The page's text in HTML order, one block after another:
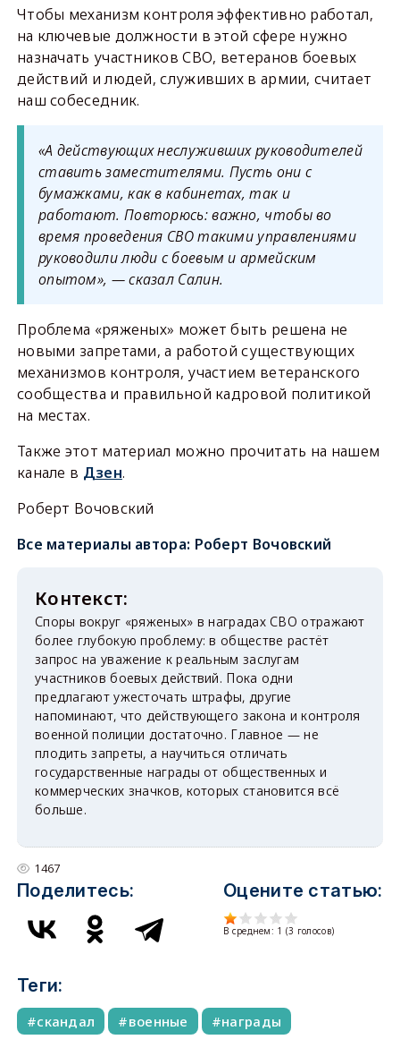
Чтобы механизм контроля эффективно работал,
на ключевые должности в этой сфере нужно
назначать участников СВО, ветеранов боевых
действий и людей, служивших в армии, считает
наш собеседник.
«А действующих неслуживших руководителей
ставить заместителями. Пусть они с
бумажками, как в кабинетах, так и
работают. Повторюсь: важно, чтобы во
время проведения СВО такими управлениями
руководили люди с боевым и армейским
опытом», — сказал Салин.
Проблема «ряженых» может быть решена не
новыми запретами, а работой существующих
механизмов контроля, участием ветеранского
сообщества и правильной кадровой политикой
на местах.
Также этот материал можно прочитать на нашем
канале в Дзен.
Роберт Вочовский
Все материалы автора: Роберт Вочовский
Споры вокруг «ряженых» в наградах СВО отражают
более глубокую проблему: в обществе растёт
запрос на уважение к реальным заслугам
участников боевых действий. Пока одни
предлагают ужесточать штрафы, другие
напоминают, что действующего закона и контроля
военной полиции достаточно. Главное — не
плодить запреты, а научиться отличать
государственные награды от общественных и
коммерческих значков, которых становится всё
больше.
1467
Поделитесь: Оцените статью:
В среднем: 1 (3 голосов)
Теги:
скандал военные награды